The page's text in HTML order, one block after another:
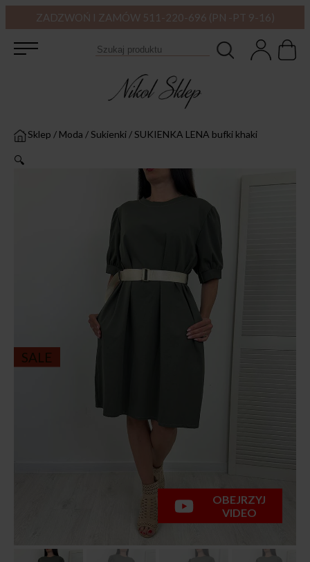
ZADZWOŃ I ZAMÓW 511-220-696 (PN -PT 9-16)
Sklep / Moda /Sukienki /SUKIENKA LENA bufki khaki
🔍
SALE
OBEJRZYJ
VIDEO